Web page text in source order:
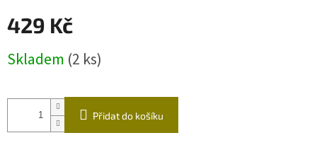
429 Kč
cena:
Skladem (2 ks)
Přidat do košíku